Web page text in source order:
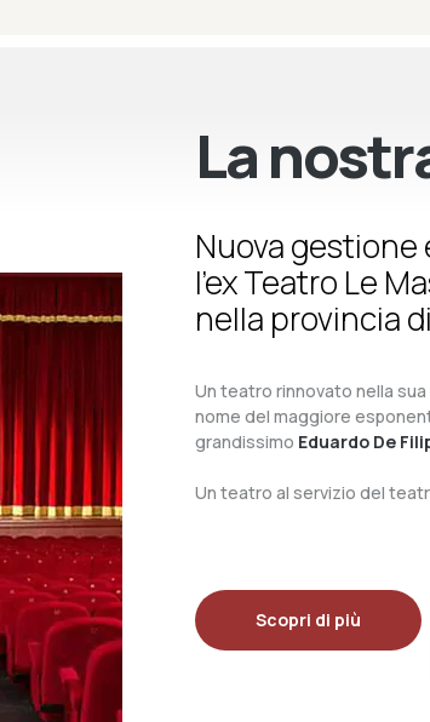
La
Nuova
l’ex Teatro Le
nella provincia
Un teatro rinnovato nella
nome del maggiore
grandissimo Eduardo De
Un teatro al servizio del
Scopri di più